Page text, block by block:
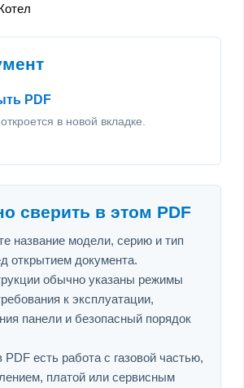
PDF
в новой вкладке.
сверить в этом PDF
название модели, серию и тип
открытием документа.
обычно указаны режимы
к эксплуатации,
панели и безопасный порядок
PDF есть работа с газовой частью,
платой или сервисным